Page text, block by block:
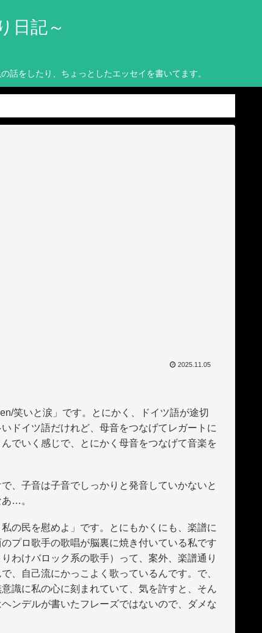
日記～
をしたり、ちょっとしたエッセイを書いてます。
2025.11.05
笑いと涙」です。とにかく、ドイツ語が途切
ドイツ語だけれど、母音をつなげてレガートに
でいく感じで、とにかく母音をつなげて音楽を
、子音は子音でしっかりと発音していかないと
…。
の民を慰めよ」です。とにもかくにも、楽譜に
プロ歌手の歌唱が脳裏に焼き付いている私です
わけバロック系の歌手）って、案外、楽譜通り
、自己流にかっこよく歌っているんです。で、
識に私の心に刻まれていて、気を許すと、そん
ンデルが書いたフレーズではないので、ダメな